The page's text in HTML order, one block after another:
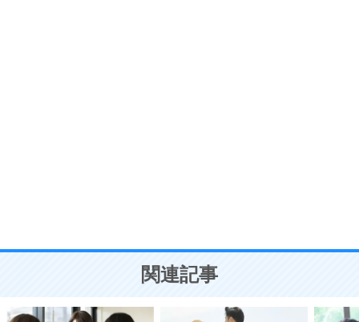
ことが大切。
関連記事